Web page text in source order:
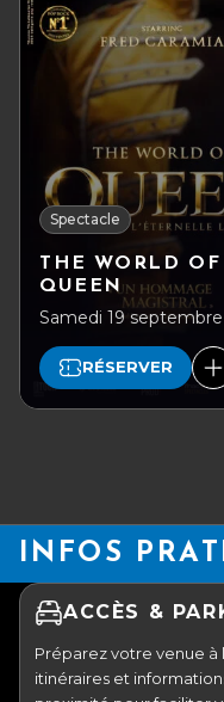
Spectacle
THE WORLD OF
QUEEN
Samedi 19
RÉSERVER
INFOS
ACCÈS &
Préparez votre venue à
itinéraires et